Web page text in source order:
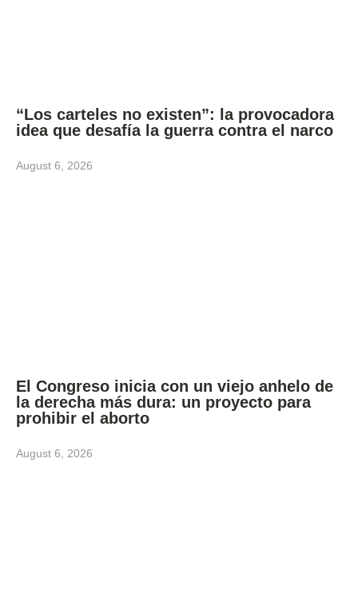
“Los carteles no existen”: la provocadora
idea que desafía la guerra contra el narco
August 6, 2026
El Congreso inicia con un viejo anhelo de
la derecha más dura: un proyecto para
prohibir el aborto
August 6, 2026